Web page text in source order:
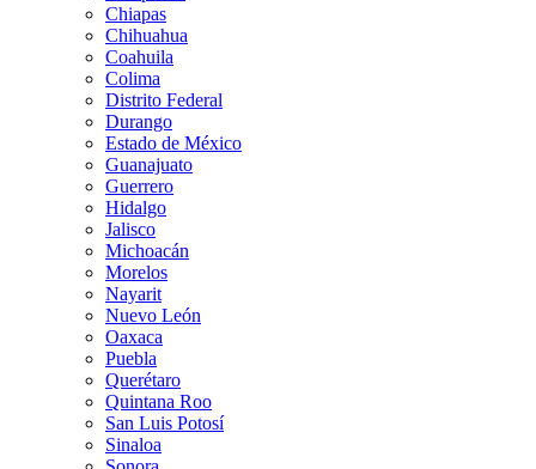
Chiapas
Chihuahua
Coahuila
Colima
Distrito Federal
Durango
Estado de México
Guanajuato
Guerrero
Hidalgo
Jalisco
Michoacán
Morelos
Nayarit
Nuevo León
Oaxaca
Puebla
Querétaro
Quintana Roo
San Luis Potosí
Sinaloa